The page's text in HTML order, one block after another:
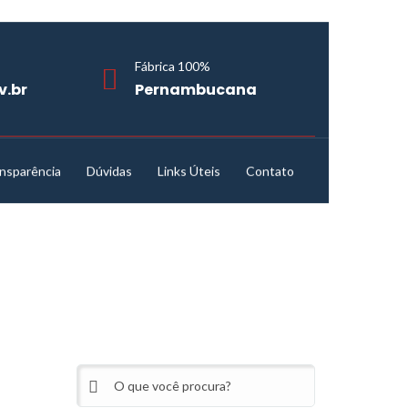
Fábrica 100%
Pernambucana
Dúvidas Links Úteis Contato